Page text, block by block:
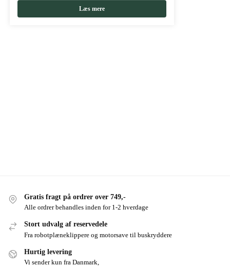
Læs mere
Gratis fragt på ordrer over 749,-
Alle ordrer behandles inden for 1-2 hverdage
Stort udvalg af reservedele
Fra robotplæneklippere og motorsave til buskryddere
Hurtig levering
Vi sender kun fra Danmark,